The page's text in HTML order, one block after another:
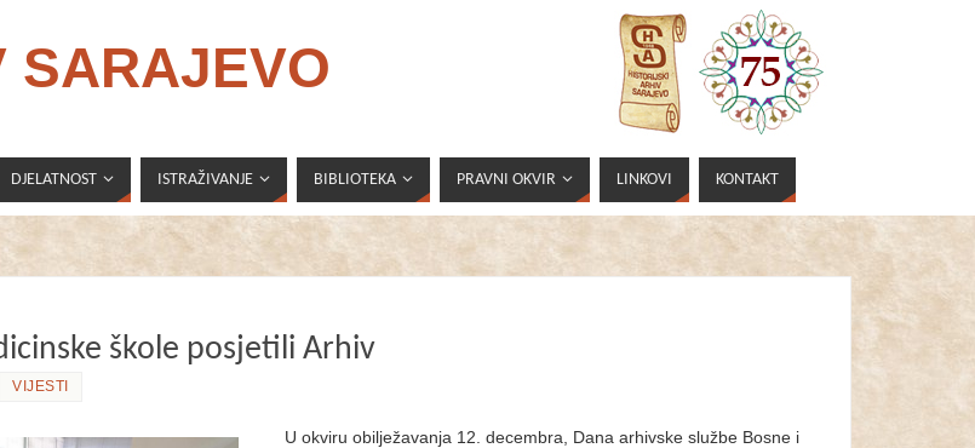
SARAJEVO
DJELATNOST ISTRAŽIVANJE BIBLIOTEKA PRAVNI OKVIR LINKOVI KONTAKT
škole posjetili Arhiv
VIJESTI
U okviru obilježavanja 12. decembra, Dana arhivske službe Bosne i